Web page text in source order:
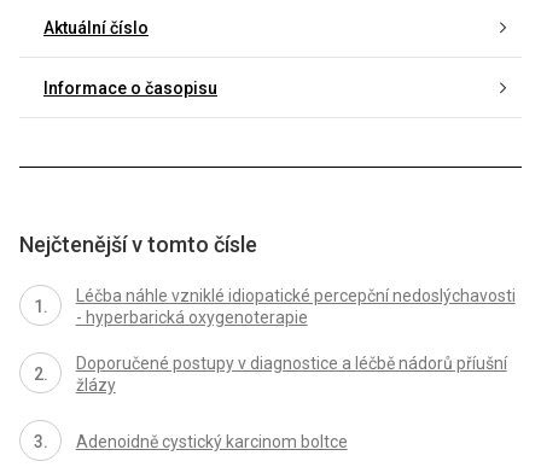
Aktuální číslo
Informace o časopisu
Nejčtenější v tomto čísle
Léčba náhle vzniklé idiopatické percepční nedoslýchavosti
- hyperbarická oxygenoterapie
Doporučené postupy v diagnostice a léčbě nádorů příušní
žlázy
Adenoidně cystický karcinom boltce